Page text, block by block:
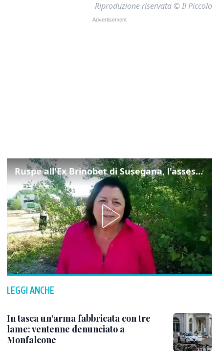
Riproduzione riservata © Il Piccolo
Ruspe all'Ex Brinobet di Susegana, l'assessore Scarpa: "L'intervento porterà diversi benefici"
LEGGI ANCHE
In tasca un’arma fabbricata con tre
lame: ventenne denunciato a
Monfalcone